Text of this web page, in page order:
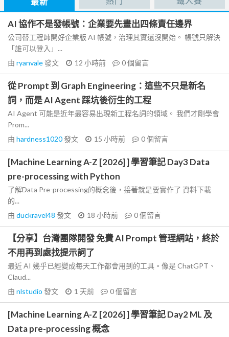
AI 協作不是發帳號：企業要先畫出四條責任邊界
公司替工程師開好企業版 AI 帳號，治理其實還沒開始。 帳號只解決
「誰可以登入」...
由 ryanvale發文 12 小時前 0個留言
從 Prompt 到 Graph Engineering：這些不只是新名
詞，而是 AI Agent 踩坑後衍生的工程
AI Agent 可能是近年最容易出現新工程名詞的領域。 我們才剛學會
Prom...
由 hardness1020發文 15 小時前 0個留言
[Machine Learning A-Z [2026] ] 學習筆記 Day3 Data
pre-processing with Python
了解Data Pre-processing的概念後，接著就是要實作了 資料下載
的...
由 duckravel48 發文 18 小時前 0個留言
【分享】台灣團隊開發 免費 AI Prompt 管理網站，終於
不用再到處找提示詞了
最近 AI 幾乎已經變成每天工作都會用到的工具。像是 ChatGPT、
Claud...
由 nlstudio 發文 1 天前 0個留言
[Machine Learning A-Z [2026] ] 學習筆記 Day2 ML 及
Data pre-processing 概念